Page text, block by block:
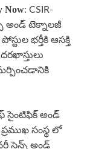
Now: CSIR-
అండ్ టెక్నాలజీ
భర్తీకి ఆసక్తి
సైంటిఫిక్ అండ్
సంస్థ లో
సైన్స్ అండ్